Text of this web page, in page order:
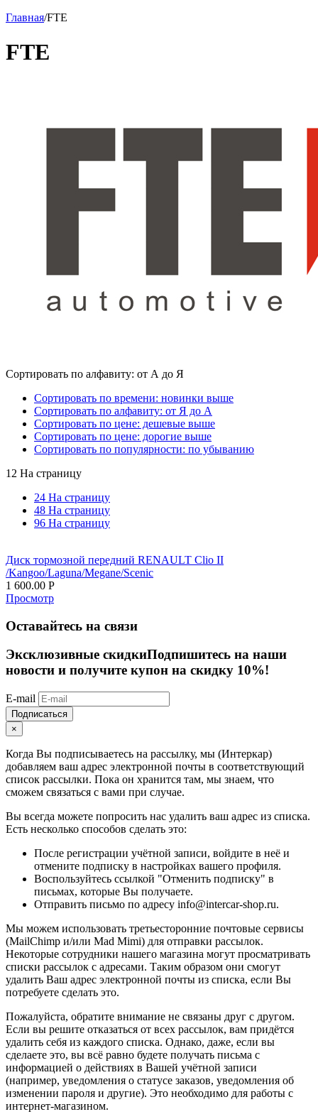
Главная/FTE
FTE
Сортировать по алфавиту: от А до Я
Сортировать по времени: новинки выше
Сортировать по алфавиту: от Я до А
Сортировать по цене: дешевые выше
Сортировать по цене: дорогие выше
Сортировать по популярности: по убыванию
12 На страницу
24 На страницу
48 На страницу
96 На страницу
Диск тормозной передний RENAULT Clio II
/Kangoo/Laguna/Megane/Scenic
1 600.00 Р
Просмотр
Оставайтесь на связи
Эксклюзивные скидкиПодпишитесь на наши
новости и получите купон на скидку 10%!
E-mail
Подписаться
×
Когда Вы подписываетесь на рассылку, мы (Интеркар)
добавляем ваш адрес электронной почты в соответствующий
список рассылки. Пока он хранится там, мы знаем, что
сможем связаться с вами при случае.
Вы всегда можете попросить нас удалить ваш адрес из списка.
Есть несколько способов сделать это:
После регистрации учётной записи, войдите в неё и
отмените подписку в настройках вашего профиля.
Воспользуйтесь ссылкой "Отменить подписку" в
письмах, которые Вы получаете.
Отправить письмо по адресу info@intercar-shop.ru.
Мы можем использовать третьесторонние почтовые сервисы
(MailChimp и/или Mad Mimi) для отправки рассылок.
Некоторые сотрудники нашего магазина могут просматривать
списки рассылок с адресами. Таким образом они смогут
удалить Ваш адрес электронной почты из списка, если Вы
потребуете сделать это.
Пожалуйста, обратите внимание не связаны друг с другом.
Если вы решите отказаться от всех рассылок, вам придётся
удалить себя из каждого списка. Однако, даже, если вы
сделаете это, вы всё равно будете получать письма с
информацией о действиях в Вашей учётной записи
(например, уведомления о статусе заказов, уведомления об
изменении пароля и другие). Это необходимо для работы с
интернет-магазином.